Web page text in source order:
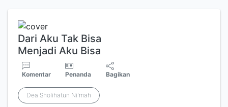
Dari Aku Tak Bisa
Menjadi Aku Bisa
Komentar Penanda Bagikan
Dea Sholihatun Ni'mah